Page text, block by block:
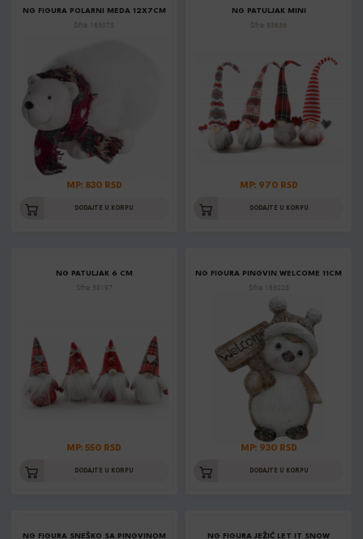
NG FIGURA POLARNI MEDA 12X7CM
Šifra: 165073
MP: 830 RSD
DODAJTE U KORPU
NG PATULJAK MINI
Šifra: 93636
MP: 970 RSD
DODAJTE U KORPU
NG PATULJAK 6 CM
Šifra: 38197
MP: 550 RSD
DODAJTE U KORPU
NG FIGURA PINGVIN WELCOME 11CM
Šifra: 165028
MP: 930 RSD
DODAJTE U KORPU
NG FIGURA SNEŠKO SA PINGVINOM
NG FIGURA JEŽIĆ LET IT SNOW